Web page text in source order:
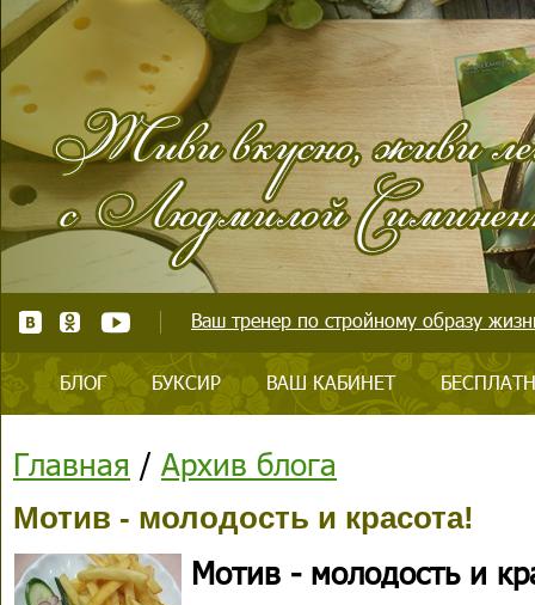
Ваш тренер по стройному образу
БЛОГ БУКСИР ВАШ КАБИНЕТ
Главная / Архив блога
Мотив - молодость и красота!
Мотив - молодость и